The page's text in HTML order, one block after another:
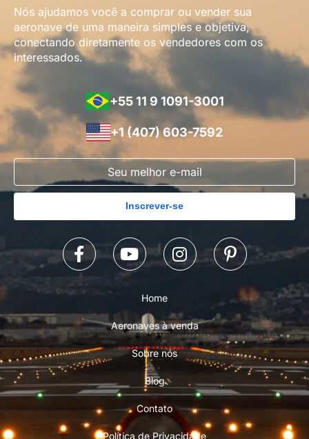
Nós ajudamos você a comprar ou vender sua
aeronave de uma maneira simples e objetiva,
conectando diretamente os vendedores com os
interessados.
+55 11 9 1091-3001
+1 (407) 603-7592
Inscrever-se
Home
Aeronaves à venda
Sobre nós
Blog
Contato
Política de Privacidade